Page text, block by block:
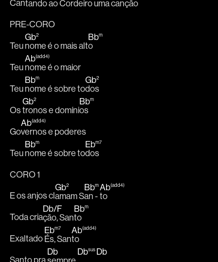
Cantando ao Cordeiro uma canção
PRE-CORO
Teu
Gb2
nome é o mais alt
Bbm
o
Teu
Ab(add4)
nome é o maior
Teu
Bbm
nome é sobre to
Gb2
dos
Os
Gb2
tronos e domíni
Bbm
os
Go
Ab(add4)
vernos e poderes
Teu
Bbm
nome é sobre to
Ebm7
dos
CORO 1
E os anjos cl
Gb2
amam S
Bbm
an -
Ab(add4)
to
Toda cria
Db/F
ção, San
Bbm
to
Exaltado
Ebm7
És, San
Ab(add4)
to
Santo pra
Db
Dbsus Db